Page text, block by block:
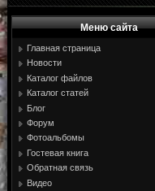
Меню сайта
Главная страница
Новости
Каталог файлов
Каталог статей
Блог
Форум
Фотоальбомы
Гостевая книга
Обратная связь
Видео